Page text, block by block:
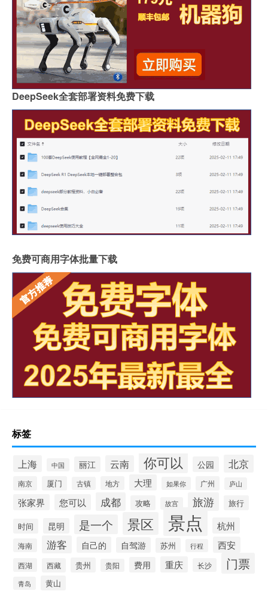
DeepSeek全套部署资料免费下载
免费可商用字体批量下载
标签
上海 中国 丽江 云南 你可以 公园 北京
南京 厦门 古镇 地方 大理 如果你 广州 庐山
张家界 您可以 成都 攻略 故宫 旅游 旅行
时间 昆明 是一个 景区 景点 杭州
海南 游客 自己的 自驾游 苏州 行程 西安
西湖 西藏 贵州 贵阳 费用 重庆 长沙 门票
青岛 黄山